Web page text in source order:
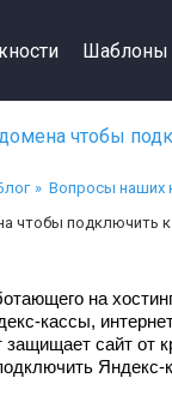
Шаблоны
чтобы
Вопросы наших
чтобы подключить к
на
кассы,
защищает сайт от
Яндекс-